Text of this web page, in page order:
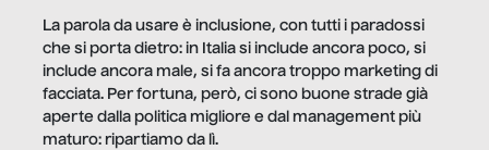
La parola da usare è inclusione, con tutti i paradossi
che si porta dietro: in Italia si include ancora poco, si
include ancora male, si fa ancora troppo marketing di
facciata. Per fortuna, però, ci sono buone strade già
aperte dalla politica migliore e dal management più
maturo: ripartiamo da lì.